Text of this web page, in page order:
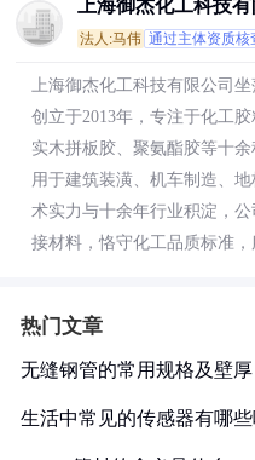
上海御杰化工科技有
法人:马伟 通过主体资质核
上海御杰化工科技有限公司坐
创立于2013年，专注于化工
实木拼板胶、聚氨酯胶等十
用于建筑装潢、机车制造、
术实力与十余年行业积淀，
接材料，恪守化工品质标准，
热门文章
无缝钢管的常用规格及壁厚
生活中常见的传感器有哪